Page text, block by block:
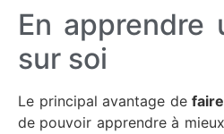
En apprendre
sur soi
Le principal avantage de
de pouvoir apprendre à